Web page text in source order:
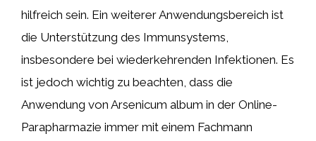
hilfreich sein. Ein weiterer Anwendungsbereich ist
die Unterstützung des Immunsystems,
insbesondere bei wiederkehrenden Infektionen. Es
ist jedoch wichtig zu beachten, dass die
Anwendung von Arsenicum album in der Online-
Parapharmazie immer mit einem Fachmann